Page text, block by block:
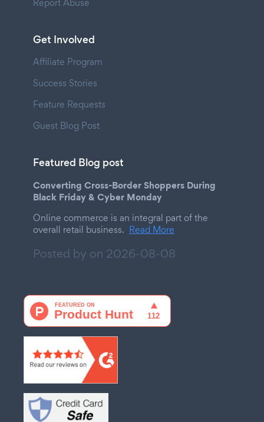
Get Involved
Affiliate Program
Success Stories
Feature Requests
Guest Blog Post
Featured Blog post
Converting Cross-Border Shoppers During
Black Friday & Cyber Monday
Online commerce is an integral part of the
overall retail business. Read More
Posted by on 2026-08-08